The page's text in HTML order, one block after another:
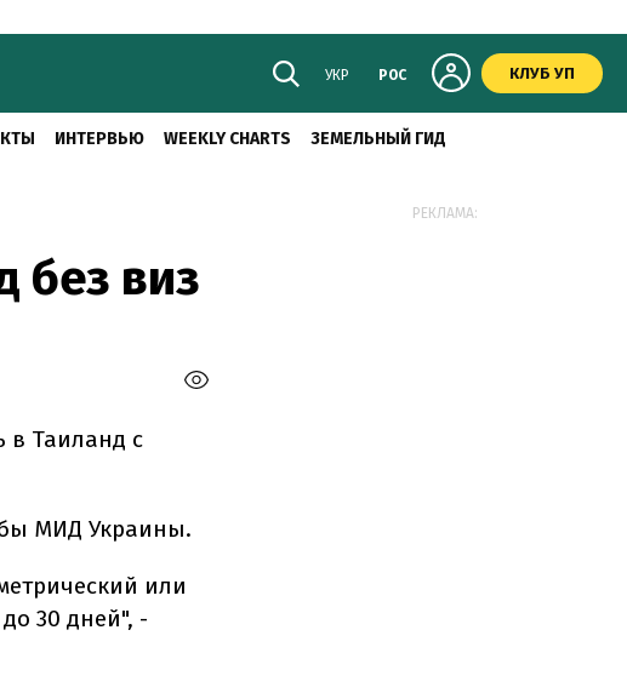
УКР РОС КЛУБ УП
ИНТЕРВЬЮ WEEKLY CHARTS ЗЕМЕЛЬНЫЙ ГИД
без виз
в Таиланд с
МИД Украины.
или
30 дней", -
РЕКЛАМА: